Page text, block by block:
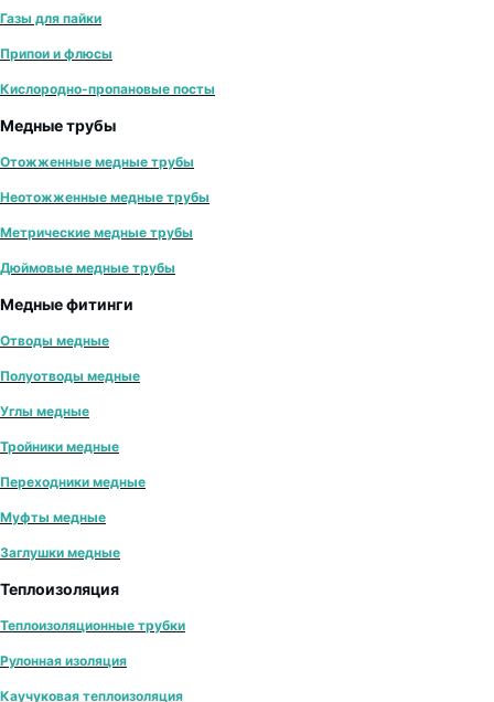
Газы для пайки
Припои и флюсы
Кислородно-пропановые посты
Медные трубы
Отожженные медные трубы
Неотожженные медные трубы
Метрические медные трубы
Дюймовые медные трубы
Медные фитинги
Отводы медные
Полуотводы медные
Углы медные
Тройники медные
Переходники медные
Муфты медные
Заглушки медные
Теплоизоляция
Теплоизоляционные трубки
Рулонная изоляция
Каучуковая теплоизоляция